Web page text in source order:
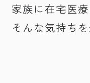
家族に在宅医
そんな気持ち